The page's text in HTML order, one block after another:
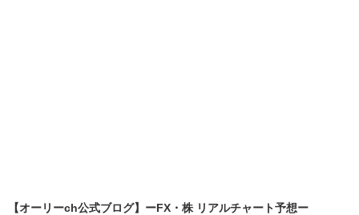
【オーリーch公式ブログ】ーFX・株 リアルチャート予想ー